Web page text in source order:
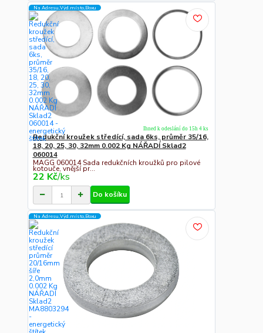
Na Adresu,Výd.místo,Boxu
Redukční kroužek středící, sada 6ks, průměr 35/16,
18, 20, 25, 30, 32mm 0.002 Kg NÁŘADÍ Sklad2
060014
MAGG 060014 Sada redukčních kroužků pro pilové
kotouče, vnější pr...
22 Kč/ks
Ihned k odeslání do 15h 4 ks
Do košíku
Na Adresu,Výd.místo,Boxu